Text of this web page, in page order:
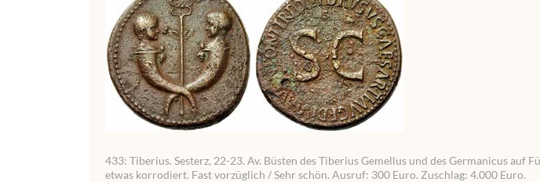
433: Tiberius. Sesterz, 22-23. Av. Büsten des Tiberius Gemellus und des Germanicus auf
etwas korrodiert. Fast vorzüglich / Sehr schön. Ausruf: 300 Euro. Zuschlag: 4.000 Euro.